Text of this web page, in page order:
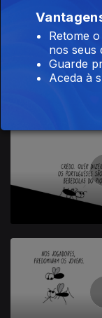
Retome
nos seus
Guarde
Aceda à